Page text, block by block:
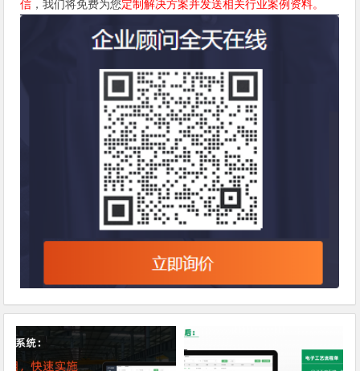
信 ，我们将免费为您定制解决方案并发送相关行业案例资料。